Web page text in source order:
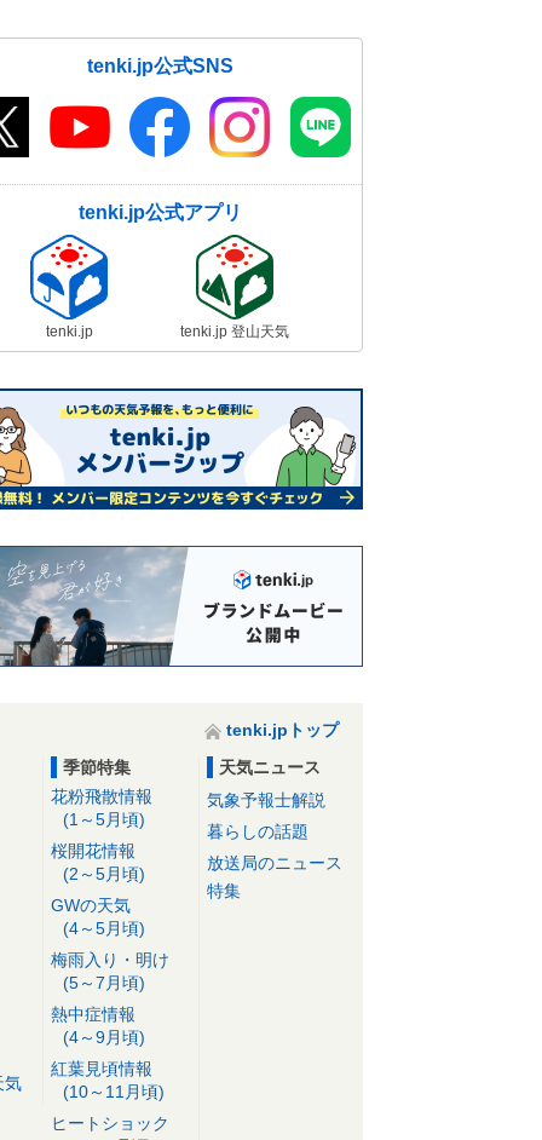
tenki.jp公式SNS
tenki.jp公式アプリ
tenki.jp tenki.jp 登山天気
tenki.jpトップ
気
季節特集
花粉飛散情報
(1～5月頃)
桜開花情報
(2～5月頃)
GWの天気
(4～5月頃)
梅雨入り・明け
(5～7月頃)
熱中症情報
(4～9月頃)
紅葉見頃情報
(10～11月頃)
ヒートショック
天気ニュース
気象予報士解説
暮らしの話題
放送局のニュース
特集